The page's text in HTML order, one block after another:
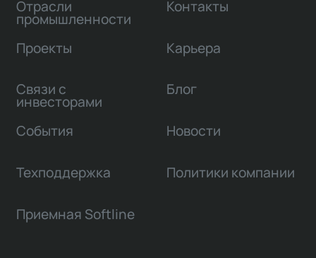
Отрасли
промышленности
Проекты
Связи с
инвесторами
Контакты
Карьера
Блог
События Новости
Техподдержка Политики компании
Приемная Softline